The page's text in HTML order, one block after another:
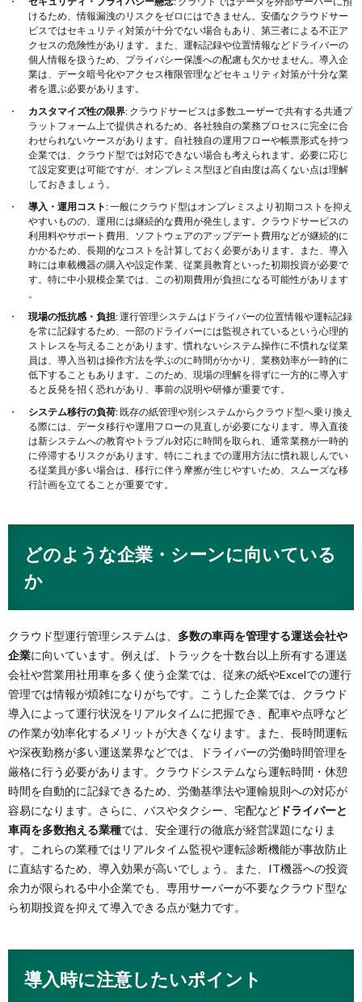
けるため、情報漏洩のリスクをゼロにはできません​。安価なクラウドサー
ビスではセキュリティ対策が十分でない場合もあり、第三者による不正ア
クセスの危険性があります​。また、運転記録や位置情報などドライバーの
個人情報を扱うため、プライバシー保護への配慮も欠かせません。導入企
業は、データ暗号化やアクセス権限管理などセキュリティ対策が十分な業
者を選ぶ必要があります。
カスタマイズ性の限界: クラウドサービスは多数ユーザーで共有する共通プ
ラットフォーム上で提供されるため、各社独自の業務プロセスに完全に合
わせられないケースがあります​​。自社独自の運用フローや帳票形式を持つ
企業では、クラウド型では対応できない場合も考えられます​。必要に応じ
て設定変更は可能ですが、オンプレミス型ほど自由度は高くない点は理解
しておきましょう。
導入・運用コスト: 一般にクラウド型はオンプレミスより初期コストを抑え
やすいものの、運用には継続的な費用が発生します​。クラウドサービスの
利用料やサポート費用、ソフトウェアのアップデート費用などが継続的に
かかるため、長期的なコストを計算しておく必要があります​。また、導入
時には車載機器の購入や設定作業、従業員教育といった初期投資が必要で
す​。特に中小規模企業では、この初期費用が負担になる可能性があります​
。
現場の抵抗感・負担: 運行管理システムはドライバーの位置情報や運転記録
を常に記録するため、一部のドライバーには監視されているという心理的
ストレスを与えることがあります​。慣れないシステム操作に不慣れな従業
員は、導入当初は操作方法を学ぶのに時間がかかり、業務効率が一時的に
低下することもあります​​。このため、現場の理解を得ずに一方的に導入す
ると反発を招く恐れがあり、事前の説明や研修が重要です。
システム移行の負荷: 既存の紙管理や別システムからクラウド型へ乗り換え
る際には、データ移行や運用フローの見直しが必要になります。導入直後
は新システムへの教育やトラブル対応に時間を取られ、通常業務が一時的
に停滞するリスクがあります​。特にこれまでの運用方法に慣れ親しんでい
る従業員が多い場合は、移行に伴う摩擦が生じやすいため、スムーズな移
行計画を立てることが重要です。
どのような企業・シーンに向いている
か
クラウド型運行管理システムは、 多数の車両を管理する運送会社や
企業に向いています。例えば、トラックを十数台以上所有する運送
会社や営業用社用車を多く使う企業では、従来の紙やExcelでの運行
管理では情報が煩雑になりがちです。こうした企業では、クラウド
導入によって運行状況をリアルタイムに把握でき、配車や点呼など
の作業が効率化するメリットが大きくなります。また、長時間運転
や深夜勤務が多い運送業界などでは、ドライバーの労働時間管理を
厳格に行う必要があります。クラウドシステムなら運転時間・休憩
時間を自動的に記録できるため、労働基準法や運輸規則への対応が
容易になります​。さらに、バスやタクシー、宅配など ドライバーと
車両を多数抱える業種では、安全運行の徹底が経営課題になりま
す。これらの業種ではリアルタイム監視や運転診断機能が事故防止
に直結するため、導入効果が高いでしょう。また、IT機器への投資
余力が限られる中小企業でも、専用サーバーが不要なクラウド型な
ら初期投資を抑えて導入できる点が魅力です。
導入時に注意したいポイント